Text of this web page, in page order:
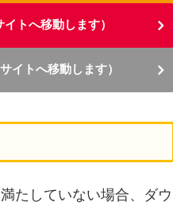
トへ移動します）
イトへ移動します）
たしていない場合、ダウ